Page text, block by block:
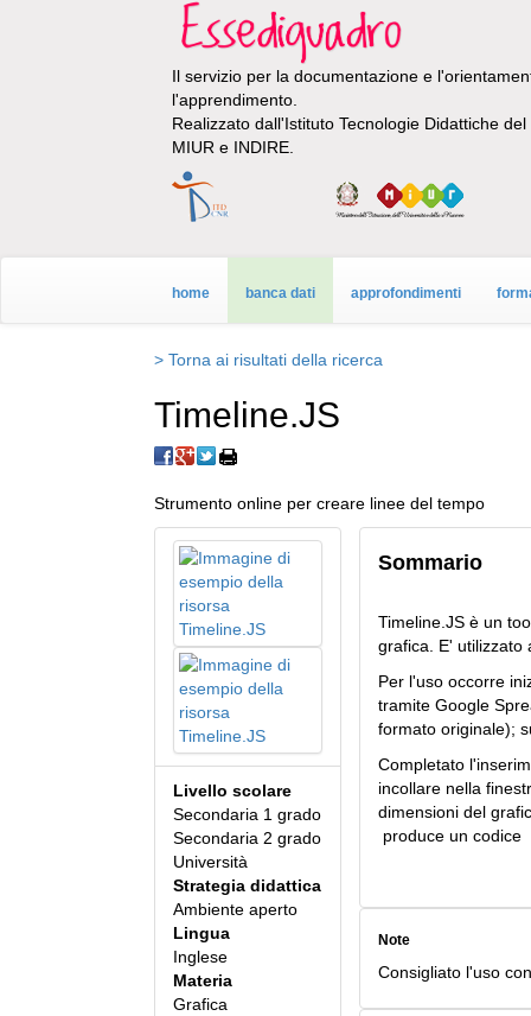
Il servizio per la documentazione e
l'apprendimento.
Realizzato dall'Istituto Tecnologie Didattiche
MIUR e INDIRE.
home banca dati approfondimenti
> Torna ai risultati della ricerca
Timeline.JS
Strumento online per creare linee del tempo
Livello scolare
Secondaria 1 grado
Secondaria 2 grado
Università
Strategia didattica
Ambiente aperto
Lingua
Inglese
Materia
Grafica
Sommario
Timeline.JS è un
grafica. E' utilizzato
Per l'uso occorre
tramite Google
formato originale);
Completato
incollare nella
dimensioni del
produce un codice
Note
Consigliato l'uso